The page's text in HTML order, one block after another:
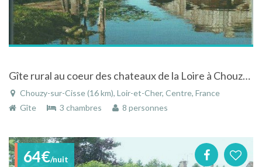
Gîte rural au coeur des chateaux de la Loire à Chouzy-sur-Cisse en Loir-et-Cher dans le centre
Chouzy-sur-Cisse (16 km), Loir-et-Cher, Centre, France
Gîte
3 chambres 8 personnes
64€/nuit